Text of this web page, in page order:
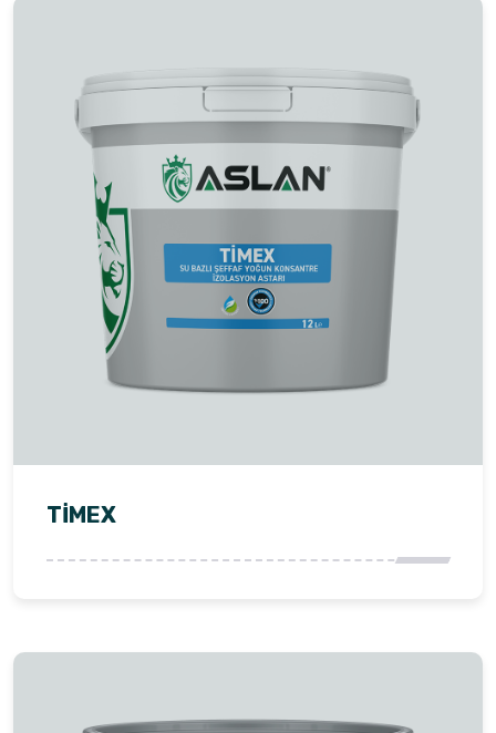
TİMEX